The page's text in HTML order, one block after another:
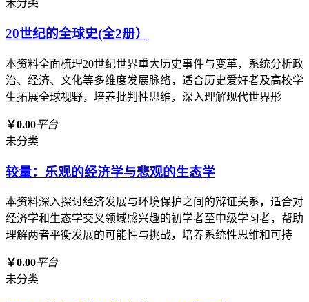
未分类
20世纪的全球史(全2册）
本资料全面梳理20世纪世界重大历史事件与变革，系统分析政
治、经济、文化等多维度发展脉络，适合历史爱好者及高校学
生拓展全球视野，培养批判性思维，深入理解现代世界形
￥0.00平台
未分类
较量：乐观的经济学与悲观的生态学
本资料深入探讨经济发展与环境保护之间的辩证关系，适合对
经济学和生态学交叉领域感兴趣的初学者至中级学习者，帮助
理解两者平衡发展的可能性与挑战，培养系统性思维和可持
￥0.00平台
未分类